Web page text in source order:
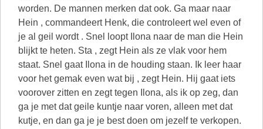
worden. De mannen merken dat ook. Ga maar naar
Hein , commandeert Henk, die controleert wel even of
je al geil wordt . Snel loopt Ilona naar de man die Hein
blijkt te heten. Sta , zegt Hein als ze vlak voor hem
staat. Snel gaat Ilona in de houding staan. Ik leer haar
voor het gemak even wat bij , zegt Hein. Hij gaat iets
voorover zitten en zegt tegen Ilona, als ik op zeg, dan
ga je met dat geile kuntje naar voren, alleen met dat
kutje, en dan ga je je best doen om jezelf te verkopen.